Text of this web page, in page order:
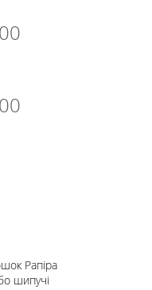
Рапіра
шипучі